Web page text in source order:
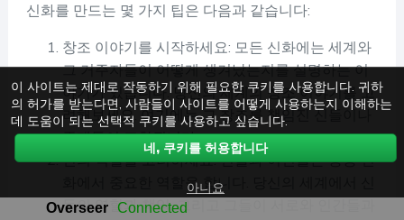
신화를 만드는 몇 가지 팁은 다음과 같습니다:
창조 이야기를 시작하세요: 모든 신화에는 세계와
그 거주자들이 어떻게 생겨났는지를 설명하는 이
야기가 있습니다. 당신의 세계의 창조 이야기를 고
려해보세요. 여기에는 그 창조를 책임진 신들이나
존재들이 포함됩니다.
신의 역할을 고려하세요: 신들과 여신들은 종종 신
화에서 중요한 역할을 합니다. 당신의 세계에서 신
들의 역할과 책임, 그리고 그들이 서로와 인간들과
이 사이트는 제대로 작동하기 위해 필요한 쿠키를 사용합니다. 귀하
의 허가를 받는다면, 사람들이 사이트를 어떻게 사용하는지 이해하는
데 도움이 되는 선택적 쿠키를 사용하고 싶습니다.
네, 쿠키를 허용합니다
아니요